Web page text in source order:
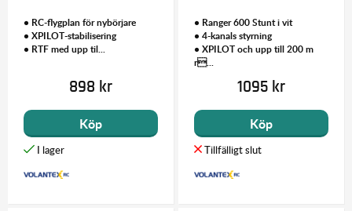
• RC-flygplan för nybörjare
• XPILOT-stabilisering
• RTF med upp til...
898 kr
Köp
• Ranger 600 Stunt i vit
• 4-kanals styrning
• XPILOT och upp till 200 m
r...
1095 kr
Köp